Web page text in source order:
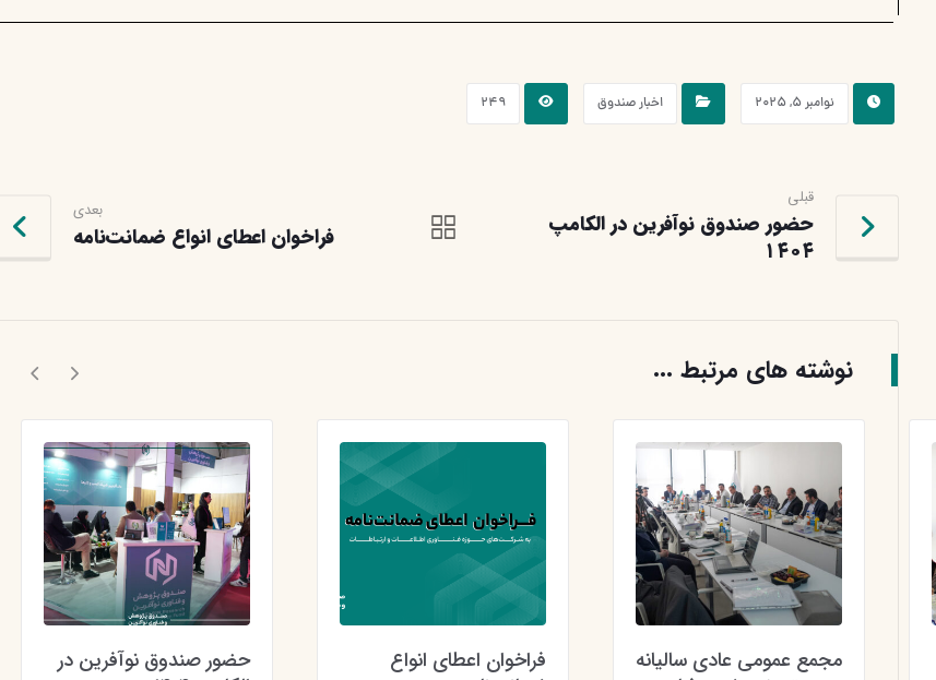
نوامبر ۵, ۲۰۲۵ اخبار صندوق ۲۴۹
قبلی
حضور صندوق نوآفرین در الکامپ
۱۴۰۴
بعدی
فراخوان اعطای انواع ضمانت‌نامه
نوشته های مرتبط ...
مجمع عمومی عادی سالیانه
فراخوان اعطای انواع
حضور صندوق نوآفرین در